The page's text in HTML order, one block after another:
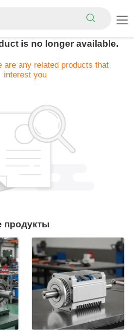
is no longer available.
are any related products that
interest you
продукты